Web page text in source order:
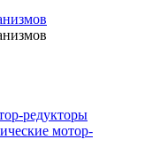
редукторы
мотор-